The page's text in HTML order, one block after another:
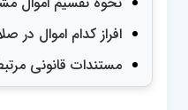
افراز کدام اموال در
مستندات قانونی